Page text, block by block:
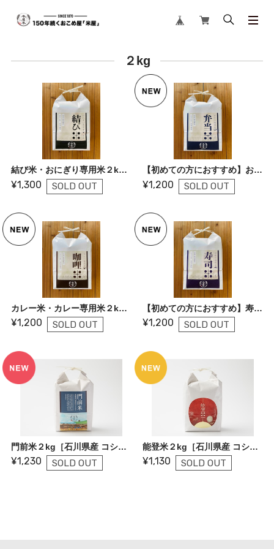
２kg
結び米・おにぎり専用米２kg【初めての方におすすめ】
¥1,300 SOLD OUT
【初めての方におすすめ】お弁当米２kg
¥1,200 SOLD OUT
カレー米・カレー専用米２kg【初めての方におすすめ】
¥1,200 SOLD OUT
【初めての方におすすめ】寿司米２kg
¥1,200 SOLD OUT
門前米２kg［石川県産 コシヒカリ］
¥1,230 SOLD OUT
能登米２kg［石川県産 コシヒカリ］
¥1,130 SOLD OUT